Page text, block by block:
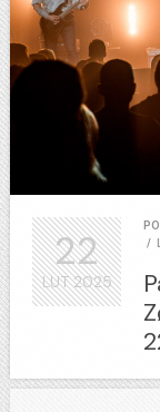
/
22
LUT2025